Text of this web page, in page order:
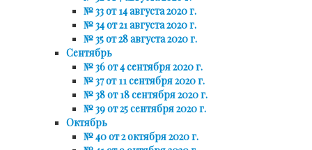
№ 33 от 14 августа 2020 г.
№ 34 от 21 августа 2020 г.
№ 35 от 28 августа 2020 г.
Сентябрь
№ 36 от 4 сентября 2020 г.
№ 37 от 11 сентября 2020 г.
№ 38 от 18 сентября 2020 г.
№ 39 от 25 сентября 2020 г.
Октябрь
№ 40 от 2 октября 2020 г.